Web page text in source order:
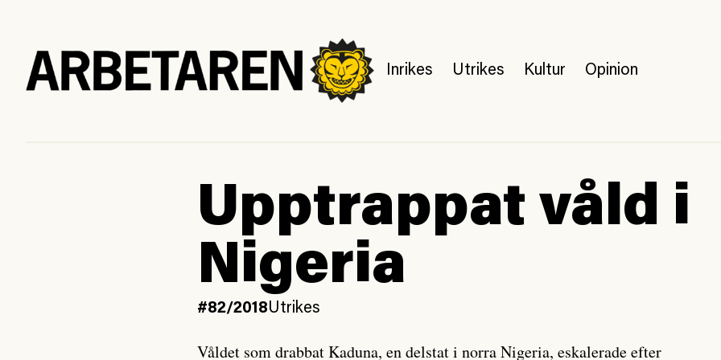
Inrikes Utrikes Kultur Opinion
Upptrappat våld i
Nigeria
#82/2018Utrikes
Våldet som drabbat Kaduna, en delstat i norra Nigeria, eskalerade efter